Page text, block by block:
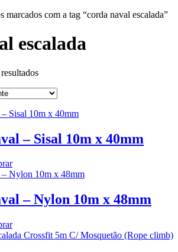
marcados com a tag “corda naval escalada”
escalada
Classificado
mais
– Sisal 10m x 40mm
– Nylon 10m x 48mm